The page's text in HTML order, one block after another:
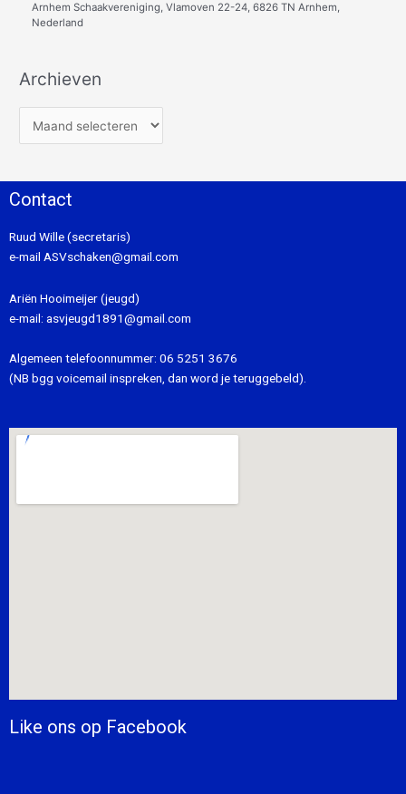
Arnhem Schaakvereniging, Vlamoven 22-24, 6826 TN Arnhem,
Nederland
Archieven
Contact
Ruud Wille (secretaris)
e-mail ASVschaken@gmail.com
Ariën Hooimeijer (jeugd)
e-mail: asvjeugd1891@gmail.com
Algemeen telefoonnummer: 06 5251 3676
(NB bgg voicemail inspreken, dan word je teruggebeld).
Like ons op Facebook